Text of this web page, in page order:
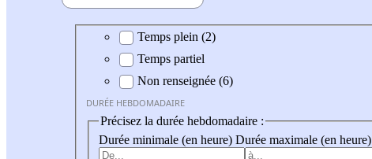
Durée hebdomadaire
Temps plein (2)
Temps partiel
Non renseignée (6)
DURÉE HEBDOMADAIRE
Précisez la durée hebdomadaire :
Durée minimale (en heure) Durée maximale (en heure)